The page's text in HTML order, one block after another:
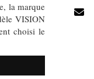
la marque
VISION
choisi le